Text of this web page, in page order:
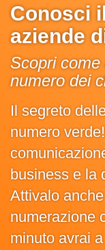
Conosci
aziende
Scopri
numero dei
Il segreto
numero
business e la
Attivalo
numerazione
minuto avrai